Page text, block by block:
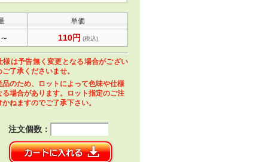
単価
110円 (税込)
は予告無く変更となる場合がござい
了承くださいませ。
のため、ロットによって色味や仕様
る場合があります。ロット指定のご注
ねますのでご了承下さい。
注文個数：